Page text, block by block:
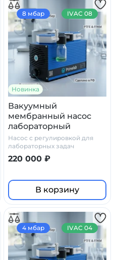
Новинка
Вакуумный
мембранный насос
лабораторный
PL.HM.01 IVAC 08
(регулируемый, 8
мбар, PTFE)
Насос с регулировкой для
лабораторных задач
220 000 ₽
В корзину
8 мбар IVAC 08
4 мбар IVAC 04